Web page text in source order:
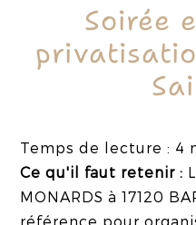
Soirée
Temps de lecture : 4
Ce qu'il faut retenir :
MONARDS à 17120
référence pour